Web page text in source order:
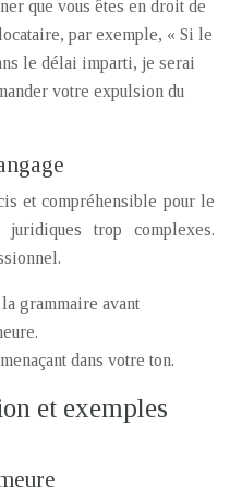
que vous êtes en droit de
par exemple, « Si le
le délai imparti, je serai
votre expulsion du
et compréhensible pour le
trop complexes.
grammaire avant
dans votre ton.
et exemples